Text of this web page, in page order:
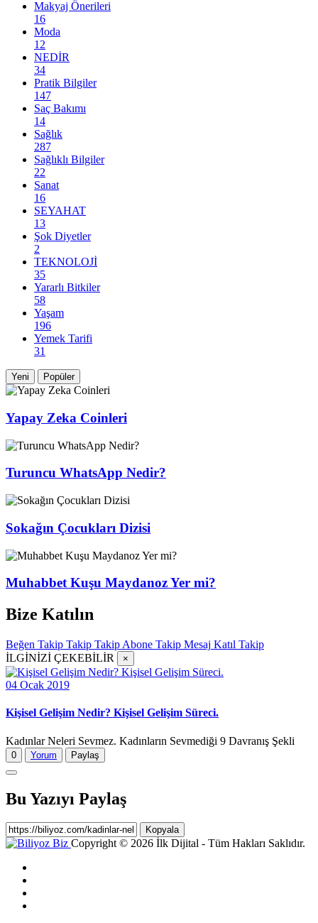
Makyaj Önerileri
16
Moda
12
NEDİR
34
Pratik Bilgiler
147
Saç Bakımı
14
Sağlık
287
Sağlıklı Bilgiler
22
Sanat
16
SEYAHAT
13
Şok Diyetler
2
TEKNOLOJİ
35
Yararlı Bitkiler
58
Yaşam
196
Yemek Tarifi
31
Yeni Popüler
Yapay Zeka Coinleri
Turuncu WhatsApp Nedir?
Sokağın Çocukları Dizisi
Muhabbet Kuşu Maydanoz Yer mi?
Bize Katılın
Beğen Takip Takip Takip Abone Takip Mesaj Katıl Takip
İLGİNİZİ ÇEKEBİLİR
×
04 Ocak 2019
Kişisel Gelişim Nedir? Kişisel Gelişim Süreci.
Kadınlar Neleri Sevmez. Kadınların Sevmediği 9 Davranış Şekli
0 Yorum Paylaş
Bu Yazıyı Paylaş
Kopyala
Copyright © 2026 İlk Dijital - Tüm Hakları Saklıdır.